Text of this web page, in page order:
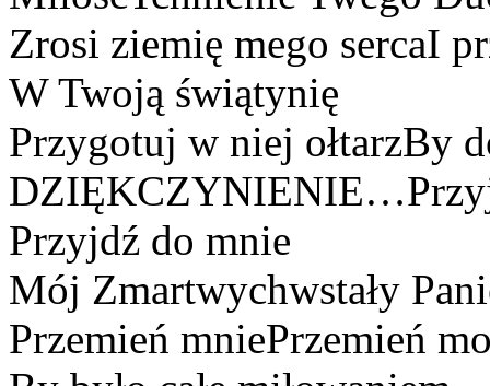
Zrosi ziemię mego sercaI
W Twoją świątynię
Przygotuj w niej ołtarzBy
Przyjdź do mnie
Mój Zmartwychwstały
Przemień mniePrzemień